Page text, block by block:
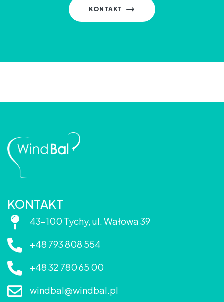
KONTAKT
KONTAKT
43-100 Tychy, ul. Wałowa 39
+48 793 808 554
+48 32 780 65 00
windbal@windbal.pl